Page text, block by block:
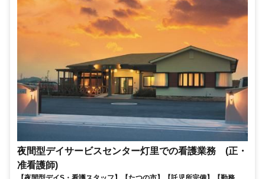
夜間型デイサービスセンター灯里での看護業務 (正・
准看護師)